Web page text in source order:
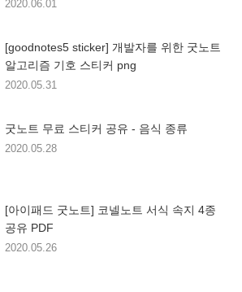
2020.06.01
[goodnotes5 sticker] 개발자를 위한 굿노트
알고리즘 기호 스티커 png
2020.05.31
굿노트 무료 스티커 공유 - 음식 종류
2020.05.28
[아이패드 굿노트] 코넬노트 서식 속지 4종
공유 PDF
2020.05.26